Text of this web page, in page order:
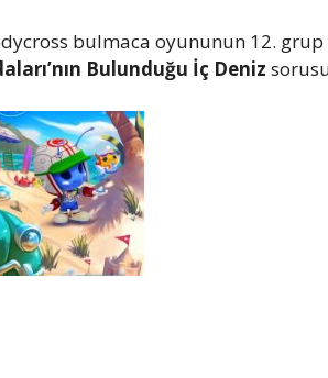
bulmaca oyununun 12. grup
Bulunduğu İç Deniz